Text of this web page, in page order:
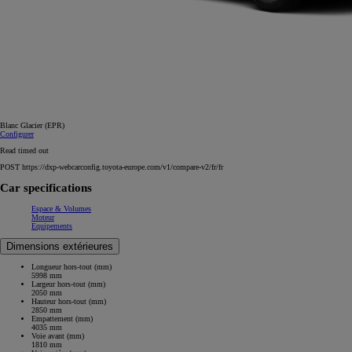
Blanc Glacier (EPR)
Configurer
Read timed out
POST https://dxp-webcarconfig.toyota-europe.com/v1/compare-v2/fr/fr
Car specifications
Espace & Volumes
Moteur
Equipements
Dimensions extérieures
Longueur hors-tout (mm)
5998 mm
Largeur hors-tout (mm)
2050 mm
Hauteur hors-tout (mm)
2850 mm
Empattement (mm)
4035 mm
Voie avant (mm)
1810 mm